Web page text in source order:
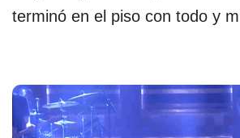
terminó en el piso con todo y